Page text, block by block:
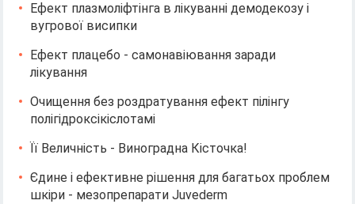
Ефект плазмоліфтінга в лікуванні демодекозу і
вугрової висипки
Ефект плацебо - самонавіювання заради
лікування
Очищення без роздратування ефект пілінгу
полігідроксікіслотамі
Її Величність - Виноградна Кісточка!
Єдине і ефективне рішення для багатьох проблем
шкіри - мезопрепарати Juvederm